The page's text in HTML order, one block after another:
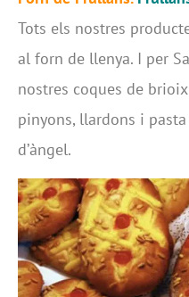
Tots els nostres
al forn de llenya. I per
nostres coques de
pinyons, llardons i
d’àngel.